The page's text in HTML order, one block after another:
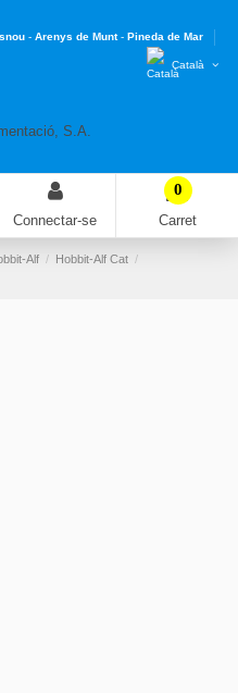
- Arenys de Munt- Pineda de Mar
Català
Connectar-se
0
Carret
Alf
Hobbit-Alf Cat